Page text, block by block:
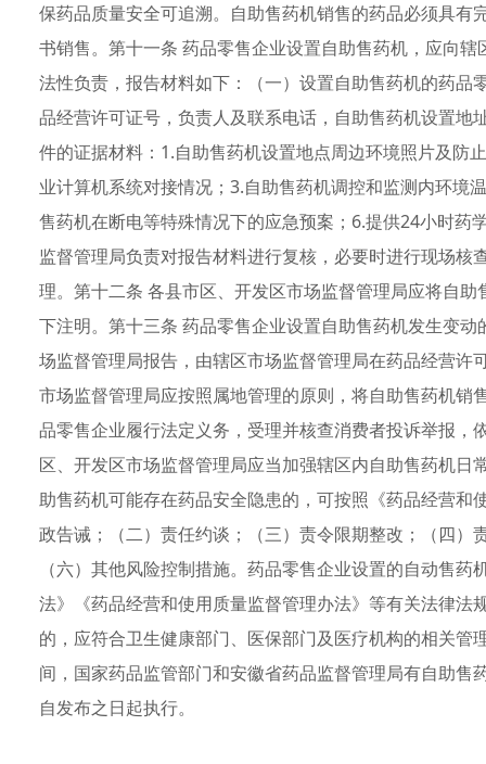
保药品质量安全可追溯。自助售药机销售的药品必须具
书销售。第十一条 药品零售企业设置自助售药机，应向
法性负责，报告材料如下：（一）设置自助售药机的药
品经营许可证号，负责人及联系电话，自助售药机设置
件的证据材料：1.自助售药机设置地点周边环境照片及防
业计算机系统对接情况；3.自助售药机调控和监测内环境
售药机在断电等特殊情况下的应急预案；6.提供24小时
监督管理局负责对报告材料进行复核，必要时进行现场
理。第十二条 各县市区、开发区市场监督管理局应将自
下注明。第十三条 药品零售企业设置自助售药机发生变
场监督管理局报告，由辖区市场监督管理局在药品经营许
市场监督管理局应按照属地管理的原则，将自助售药机
品零售企业履行法定义务，受理并核查消费者投诉举报
区、开发区市场监督管理局应当加强辖区内自助售药机
助售药机可能存在药品安全隐患的，可按照《药品经营
政告诫；（二）责任约谈；（三）责令限期整改；（四
（六）其他风险控制措施。药品零售企业设置的自动售
法》《药品经营和使用质量监督管理办法》等有关法律
的，应符合卫生健康部门、医保部门及医疗机构的相关
间，国家药品监管部门和安徽省药品监督管理局有自助
自发布之日起执行。